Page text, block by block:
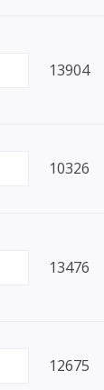
13904
10326
13476
12675